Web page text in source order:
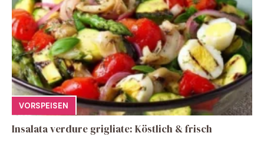
VORSPEISEN
Insalata verdure grigliate: Köstlich & frisch